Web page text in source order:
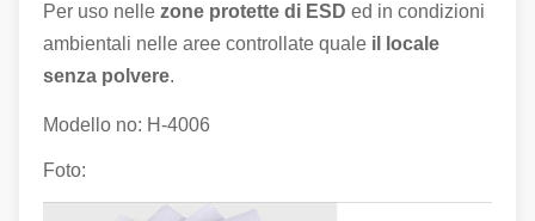
Per uso nelle zone protette di ESD ed in condizioni
ambientali nelle aree controllate quale il locale
senza polvere.
Modello no: H-4006
Foto: